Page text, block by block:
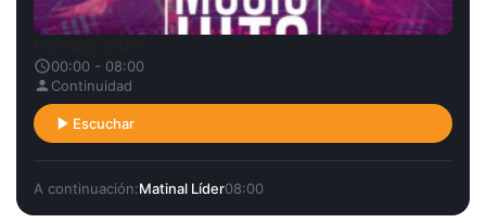
00:00 - 08:00
Continuidad
Escuchar
A continuación:Matinal Líder08:00